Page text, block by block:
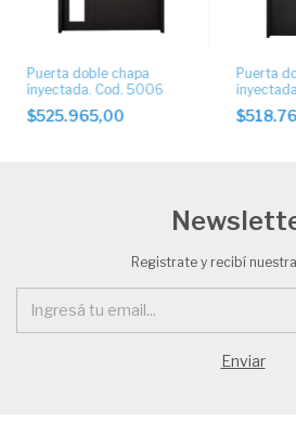
Puerta doble chapa
inyectada. Cod. 5006
$525.965,00
Puerta
Registrate y recibí